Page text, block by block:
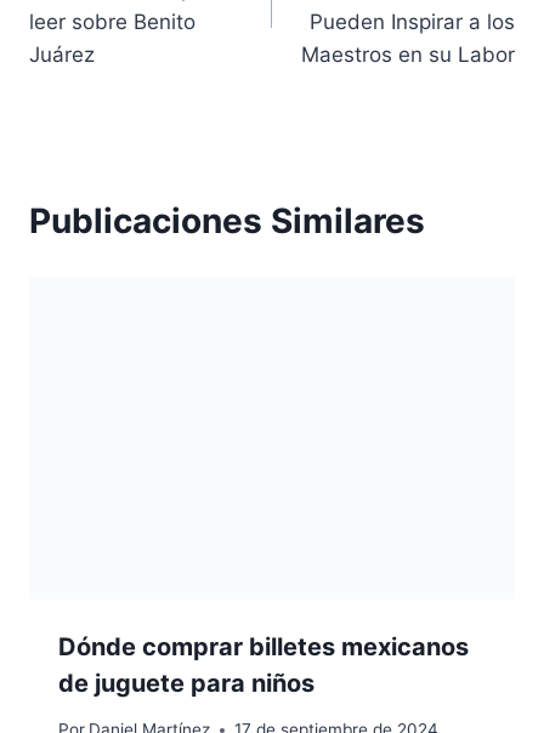
entradas
leer sobre Benito
Juárez
Pueden Inspirar a los
Maestros en su Labor
Publicaciones Similares
Dónde comprar billetes mexicanos
de juguete para niños